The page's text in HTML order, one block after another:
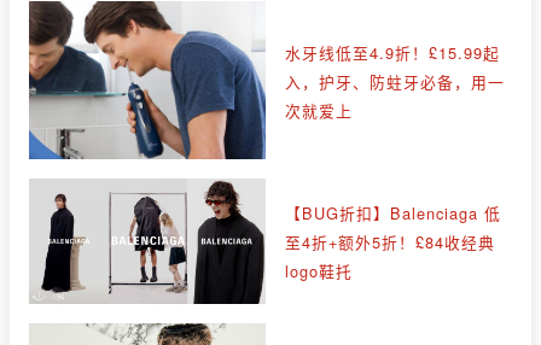
水牙线低至4.9折！£15.99起
入，护牙、防蛀牙必备，用一
次就爱上
【BUG折扣】Balenciaga 低
至4折+额外5折！£84收经典
logo鞋托